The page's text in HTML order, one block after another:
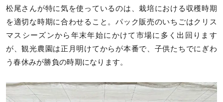
松尾さんが特に気を使っているのは、栽培における収穫時期
を適切な時期に合わせること。パック販売のいちごはクリス
マスシーズンから年末年始にかけて市場に多く出回ります
が、観光農園は正月明けてからが本番で、子供たちでにぎわ
う春休みが勝負の時期になります。